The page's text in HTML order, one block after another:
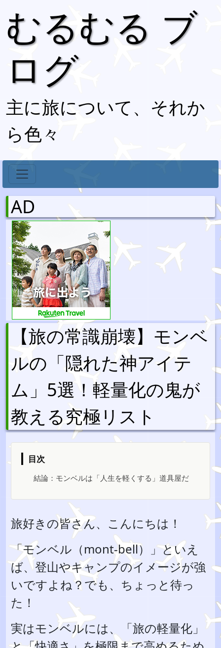
むるむる ブ
ログ
主に旅について、それか
ら色々
AD
【旅の常識崩壊】モンベ
ルの「隠れた神アイテ
ム」5選！軽量化の鬼が
教える究極リスト
目次
結論：モンベルは「人生を軽くする」道具屋だ
旅好きの皆さん、こんにちは！
「モンベル（mont-bell）」といえ
ば、登山やキャンプのイメージが強
いですよね？でも、ちょっと待っ
た！
実はモンベルには、「旅の軽量化」